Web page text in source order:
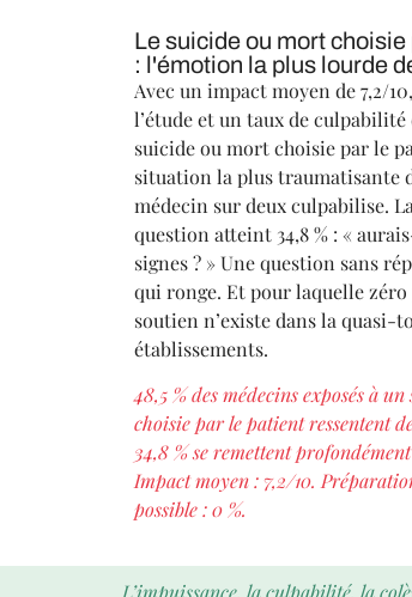
Le suicide ou mort
: l'émotion la plus lourde
Avec un impact moyen de 7,2/
l’étude et un taux de culpabilité
suicide ou mort choisie par le
situation la plus traumatisante
médecin sur deux culpabilise.
question atteint 34,8 % : «
signes ? » Une question sans
qui ronge. Et pour laquelle
soutien n’existe dans la quasi-
établissements.
48,5 % des médecins exposés à
choisie par le patient ressentent
34,8 % se remettent
Impact moyen : 7,2/10.
possible : 0 %.
L’impuissance, la culpabilité, la